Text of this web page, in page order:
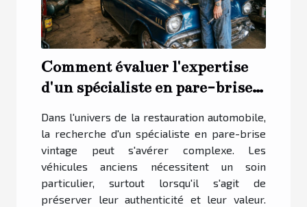
Comment évaluer l'expertise
d'un spécialiste en pare-brise
Dans l'univers de la restauration automobile,
la recherche d'un spécialiste en pare-brise
vintage peut s'avérer complexe. Les
véhicules anciens nécessitent un soin
particulier, surtout lorsqu'il s'agit de
préserver leur authenticité et leur valeur.